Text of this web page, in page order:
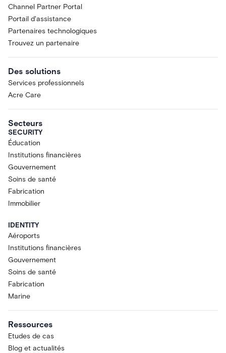
Channel Partner Portal
Portail d'assistance
Partenaires technologiques
Trouvez un partenaire
Des solutions
Services professionnels
Acre Care
Secteurs
SECURITY
Éducation
Institutions financières
Gouvernement
Soins de santé
Fabrication
Immobilier
IDENTITY
Aéroports
Institutions financières
Gouvernement
Soins de santé
Fabrication
Marine
Ressources
Etudes de cas
Blog et actualités